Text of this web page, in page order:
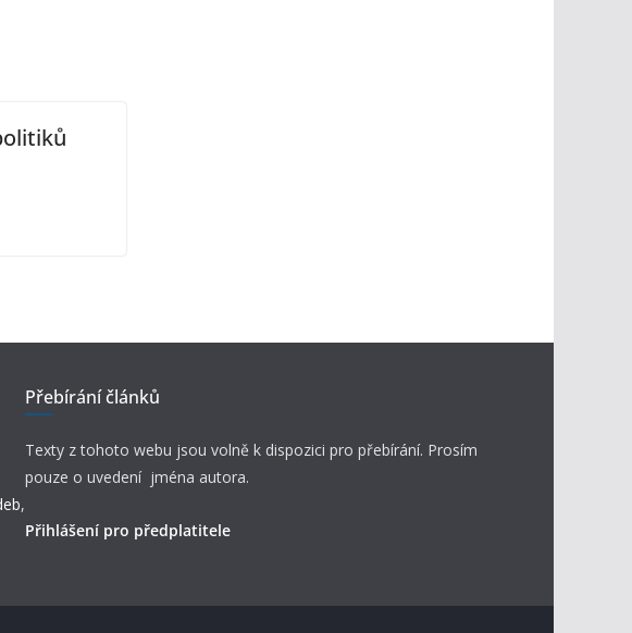
,
Přebírání článků
Texty z tohoto webu jsou volně k dispozici pro přebírání. Prosím
pouze o uvedení jména autora.
Přihlášení pro předplatitele